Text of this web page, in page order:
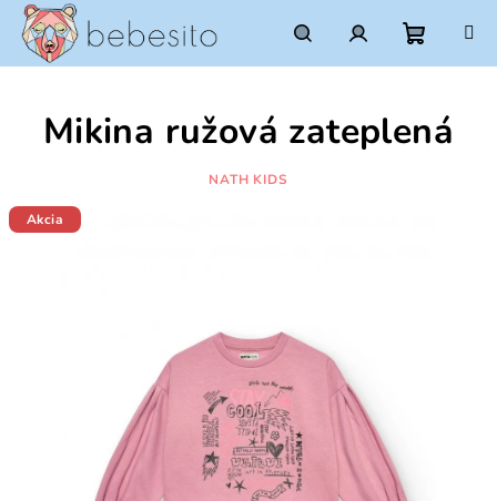
Prejsť
obsah
HľadaťPrihlásenie
košík
Mikina ružová zateplená
NATH KIDS
Akcia